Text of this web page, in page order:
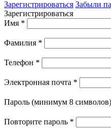
Зарегистрироваться Забыли
Зарегистрироваться
Имя *
Фамилия *
Телефон *
Электронная почта *
Пароль (минимум 8 символов)
Повторите пароль *